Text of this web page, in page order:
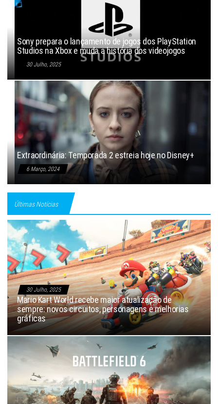
Sony prepara o lançamento de jogos dos PlayStation
Studios na Xbox e muda a história dos videojogos
30 Julho, 2025
Extraordinária: Temporada 2 estreia hoje no Disney+
6 Março, 2024
Últimas Notícias
30 Julho, 2025
Mario Kart World recebe maior atualização de
sempre: novos circuitos, personagens e melhorias
gráficas